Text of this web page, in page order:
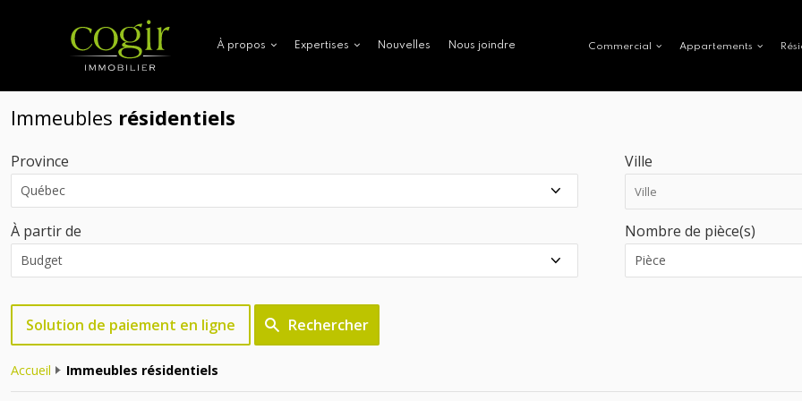
À propos Expertises Nouvelles Nous joindre Commercial Appartements
Immeubles résidentiels
Province Ville
À partir de Nombre de pièce(s)
Solution de paiement en ligne Rechercher
Accueil Immeubles résidentiels